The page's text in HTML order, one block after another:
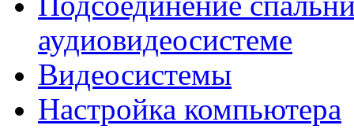
аудиовидеосистеме
Видеосистемы
Настройка компьютера